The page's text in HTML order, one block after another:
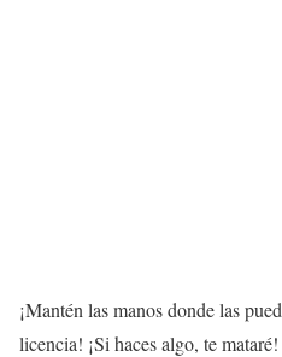
¡Mantén las manos donde las
licencia! ¡Si haces algo, te